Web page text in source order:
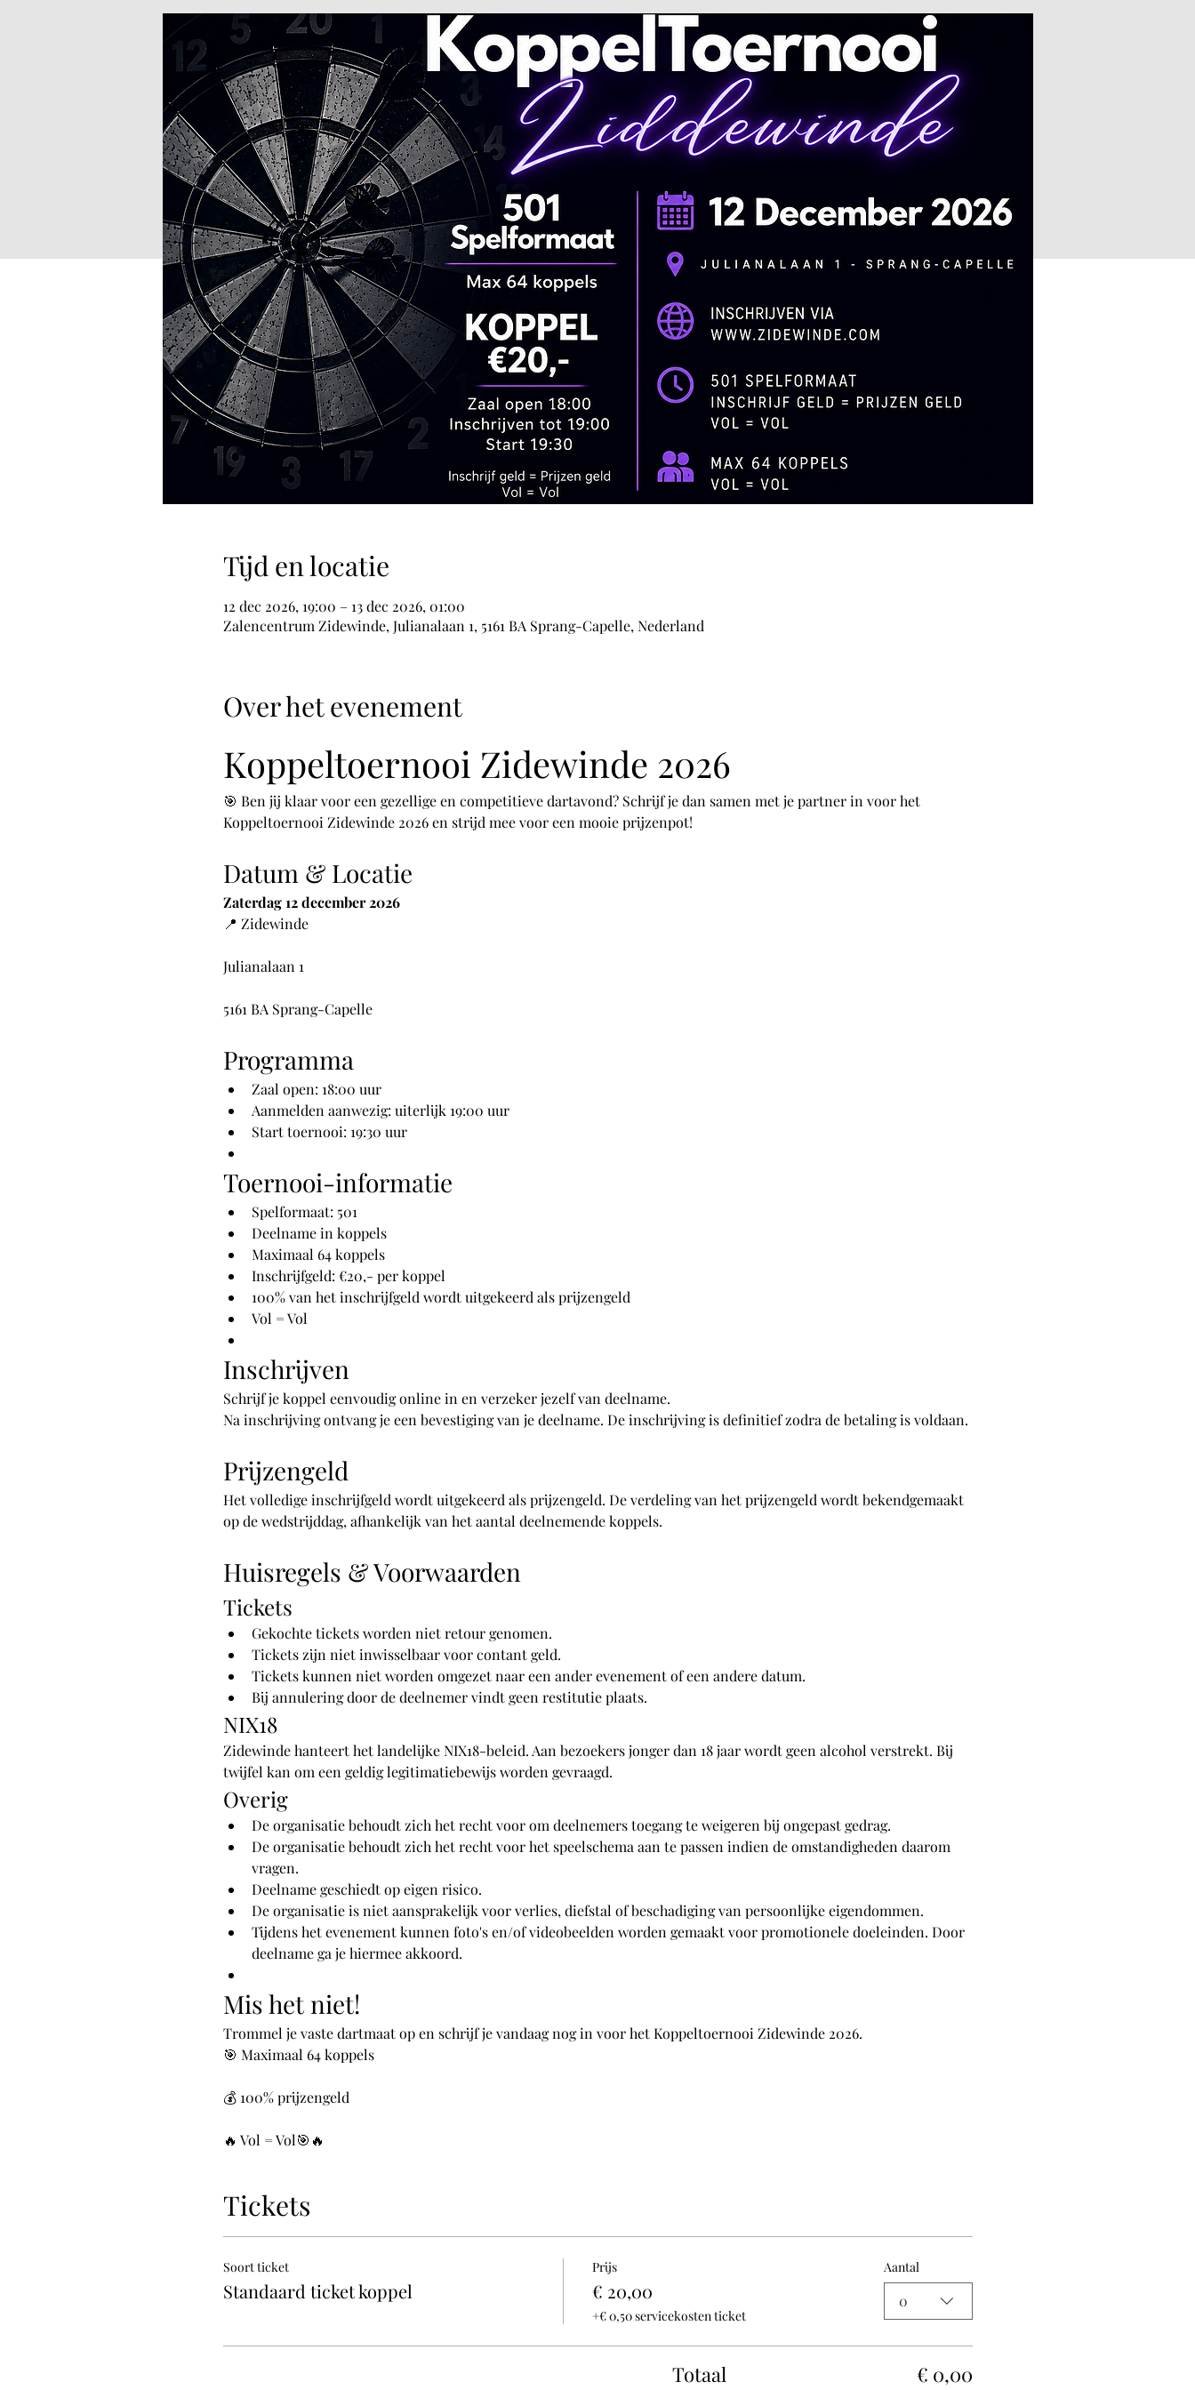
Tijd en locatie
12 dec 2026, 19:00 – 13 dec 2026, 01:00
Zalencentrum Zidewinde, Julianalaan 1, 5161 BA Sprang-Capelle, Nederland
Over het evenement
Koppeltoernooi Zidewinde 2026
🎯 Ben jij klaar voor een gezellige en competitieve dartavond? Schrijf je dan samen met je partner in voor het
Koppeltoernooi Zidewinde 2026 en strijd mee voor een mooie prijzenpot!
Datum & Locatie
Zaterdag 12 december 2026
📍 Zidewinde
Julianalaan 1
5161 BA Sprang-Capelle
Programma
Zaal open: 18:00 uur
Aanmelden aanwezig: uiterlijk 19:00 uur
Start toernooi: 19:30 uur
Toernooi-informatie
Spelformaat: 501
Deelname in koppels
Maximaal 64 koppels
Inschrijfgeld: €20,- per koppel
100% van het inschrijfgeld wordt uitgekeerd als prijzengeld
Vol = Vol
Inschrijven
Schrijf je koppel eenvoudig online in en verzeker jezelf van deelname.
Na inschrijving ontvang je een bevestiging van je deelname. De inschrijving is definitief zodra de betaling is voldaan.
Prijzengeld
Het volledige inschrijfgeld wordt uitgekeerd als prijzengeld. De verdeling van het prijzengeld wordt bekendgemaakt
op de wedstrijddag, afhankelijk van het aantal deelnemende koppels.
Huisregels & Voorwaarden
Tickets
Gekochte tickets worden niet retour genomen.
Tickets zijn niet inwisselbaar voor contant geld.
Tickets kunnen niet worden omgezet naar een ander evenement of een andere datum.
Bij annulering door de deelnemer vindt geen restitutie plaats.
NIX18
Zidewinde hanteert het landelijke NIX18-beleid. Aan bezoekers jonger dan 18 jaar wordt geen alcohol verstrekt. Bij
twijfel kan om een geldig legitimatiebewijs worden gevraagd.
Overig
De organisatie behoudt zich het recht voor om deelnemers toegang te weigeren bij ongepast gedrag.
De organisatie behoudt zich het recht voor het speelschema aan te passen indien de omstandigheden daarom
vragen.
Deelname geschiedt op eigen risico.
De organisatie is niet aansprakelijk voor verlies, diefstal of beschadiging van persoonlijke eigendommen.
Tijdens het evenement kunnen foto's en/of videobeelden worden gemaakt voor promotionele doeleinden. Door
deelname ga je hiermee akkoord.
Mis het niet!
Trommel je vaste dartmaat op en schrijf je vandaag nog in voor het Koppeltoernooi Zidewinde 2026.
🎯 Maximaal 64 koppels
💰 100% prijzengeld
🔥 Vol = Vol🎯🔥
Tickets
Soort ticket
Standaard ticket koppel
Prijs
€ 20,00
+€ 0,50 servicekosten ticket
Aantal
0
Totaal € 0,00